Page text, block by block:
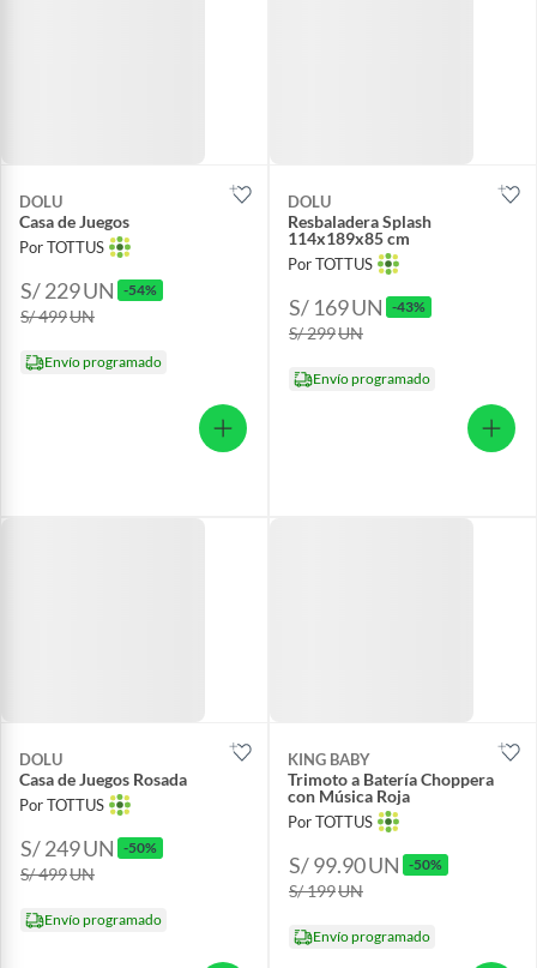
DOLU
Casa de Juegos
Por TOTTUS
S/ 229UN -54%
S/ 499UN
Envío programado
DOLU
Resbaladera Splash
114x189x85 cm
Por TOTTUS
S/ 169UN -43%
S/ 299UN
Envío programado
DOLU
Casa de Juegos Rosada
Por TOTTUS
S/ 249UN -50%
S/ 499UN
Envío programado
KING BABY
Trimoto a Batería Choppera
con Música Roja
Por TOTTUS
S/ 99.90UN -50%
S/ 199UN
Envío programado